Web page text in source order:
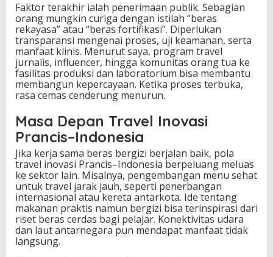
Faktor terakhir ialah penerimaan publik. Sebagian
orang mungkin curiga dengan istilah “beras
rekayasa” atau “beras fortifikasi”. Diperlukan
transparansi mengenai proses, uji keamanan, serta
manfaat klinis. Menurut saya, program travel
jurnalis, influencer, hingga komunitas orang tua ke
fasilitas produksi dan laboratorium bisa membantu
membangun kepercayaan. Ketika proses terbuka,
rasa cemas cenderung menurun.
Masa Depan Travel Inovasi
Prancis–Indonesia
Jika kerja sama beras bergizi berjalan baik, pola
travel inovasi Prancis–Indonesia berpeluang meluas
ke sektor lain. Misalnya, pengembangan menu sehat
untuk travel jarak jauh, seperti penerbangan
internasional atau kereta antarkota. Ide tentang
makanan praktis namun bergizi bisa terinspirasi dari
riset beras cerdas bagi pelajar. Konektivitas udara
dan laut antarnegara pun mendapat manfaat tidak
langsung.